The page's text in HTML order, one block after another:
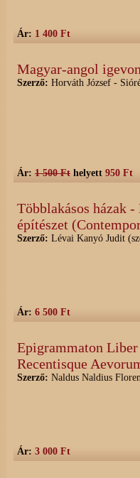
Ár: 1 400 Ft
Magyar-angol
Szerző: Horváth József -
Ár: 1 500 Ft helyett 950 Ft
Többlakásos házak
építészet
Szerző: Lévai Kanyó Judit
Ár: 6 500 Ft
Epigrammaton
Recentisque
Szerző: Naldus Naldius
Ár: 3 000 Ft